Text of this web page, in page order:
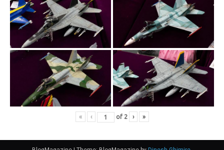
« ‹ of 2 › »